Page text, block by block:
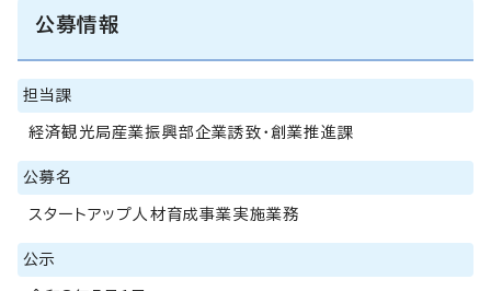
公募情報
担当課
経済観光局産業振興部企業誘致・創業推進課
公募名
スタートアップ人材育成事業実施業務
公示